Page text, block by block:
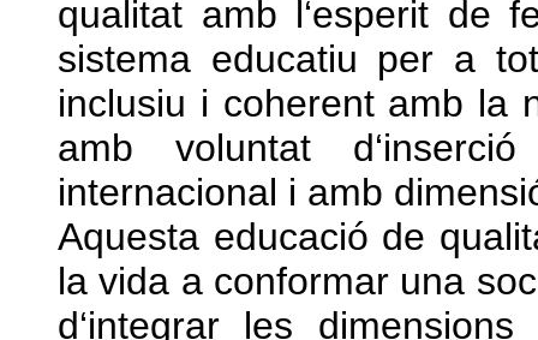
qualitat amb l‘esperit de
sistema educatiu per a
inclusiu i coherent amb la
amb voluntat
internacional i amb
Aquesta educació de
la vida a conformar una
d‘integrar les